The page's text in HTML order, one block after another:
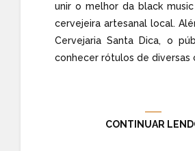
unir o melhor da black
cervejeira artesanal local.
Cervejaria Santa Dica, o
conhecer rótulos de diversas
CONTINUAR